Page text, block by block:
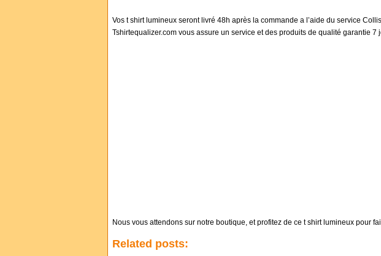
Vos t shirt lumineux seront livré 48h après la commande a l’aide du service
Tshirtequalizer.com vous assure un service et des produits de qualité garantie 7
Nous vous attendons sur notre boutique, et profitez de ce t shirt lumineux pour
Related posts: